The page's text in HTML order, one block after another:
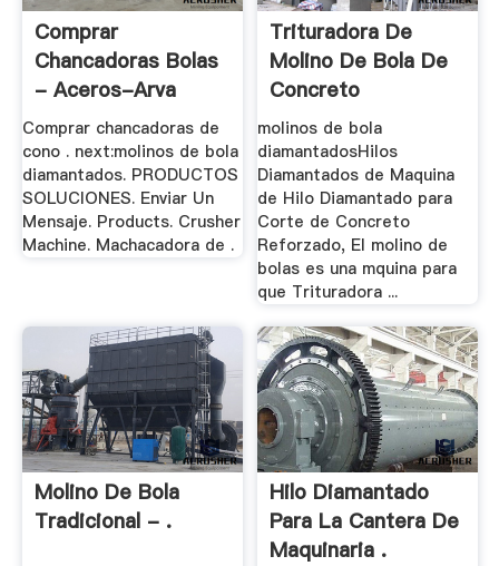
Comprar
Chancadoras Bolas
- Aceros-Arva
Comprar chancadoras de
cono . next:molinos de bola
diamantados. PRODUCTOS
SOLUCIONES. Enviar Un
Mensaje. Products. Crusher
Machine. Machacadora de .
Trituradora De
Molino De Bola De
Concreto
molinos de bola
diamantadosHilos
Diamantados de Maquina
de Hilo Diamantado para
Corte de Concreto
Reforzado, El molino de
bolas es una mquina para
que Trituradora ...
Molino De Bola
Tradicional - .
Hilo Diamantado
Para La Cantera De
Maquinaria .